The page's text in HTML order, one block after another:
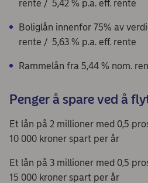
rente / 5,42 % p.a. eff. rente
Boliglån innenfor 75% av
rente / 5,63 % p.a. eff. rente
Rammelån fra 5,44 % nom.
Penger å spare ved å
Et lån på 2 millioner med 0,5
10 000 kroner spart per år
Et lån på 3 millioner med 0,5
15 000 kroner spart per år